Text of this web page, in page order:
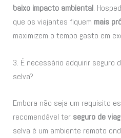
baixo impacto ambiental.
que os viajantes fiquem mais
maximizem o tempo gasto em
3. É necessário adquirir seguro
selva?
Embora não seja um requisito
recomendável ter seguro de
selva é um ambiente remoto